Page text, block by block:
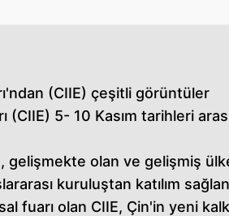
(CIIE) çeşitli görüntüler
(CIIE) 5- 10 Kasım tarihleri
gelişmekte olan ve gelişmiş
kuruluştan katılım
fuarı olan CIIE, Çin'in yeni